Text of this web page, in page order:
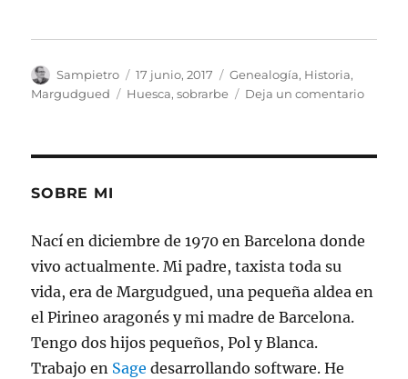
Autor
Sampietro
Publicado
el
17 junio, 2017 Categorías
Genealogía, Historia,
Margudgued
Etiquetas
Huesca,sobrarbe Deja un comentarioen
SOBRE MI
Nací en diciembre de 1970 en Barcelona donde
vivo actualmente. Mi padre, taxista toda su
vida, era de Margudgued, una pequeña aldea en
el Pirineo aragonés y mi madre de Barcelona.
Tengo dos hijos pequeños, Pol y Blanca.
Trabajo en Sage desarrollando software. He